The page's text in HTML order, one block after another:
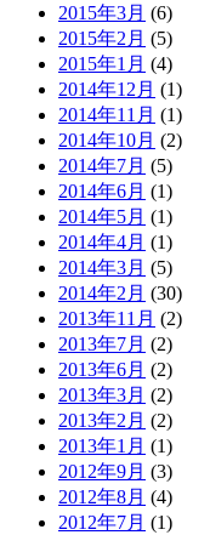
2015年3月 (6)
2015年2月 (5)
2015年1月 (4)
2014年12月 (1)
2014年11月 (1)
2014年10月 (2)
2014年7月 (5)
2014年6月 (1)
2014年5月 (1)
2014年4月 (1)
2014年3月 (5)
2014年2月 (30)
2013年11月 (2)
2013年7月 (2)
2013年6月 (2)
2013年3月 (2)
2013年2月 (2)
2013年1月 (1)
2012年9月 (3)
2012年8月 (4)
2012年7月 (1)